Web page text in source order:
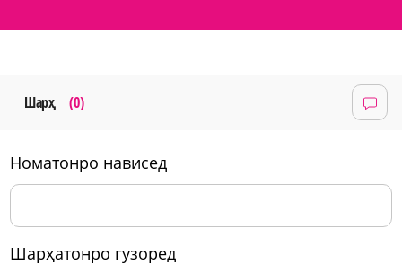
Шарҳ (0)
номатонро нависед
шарҳатонро гузоред